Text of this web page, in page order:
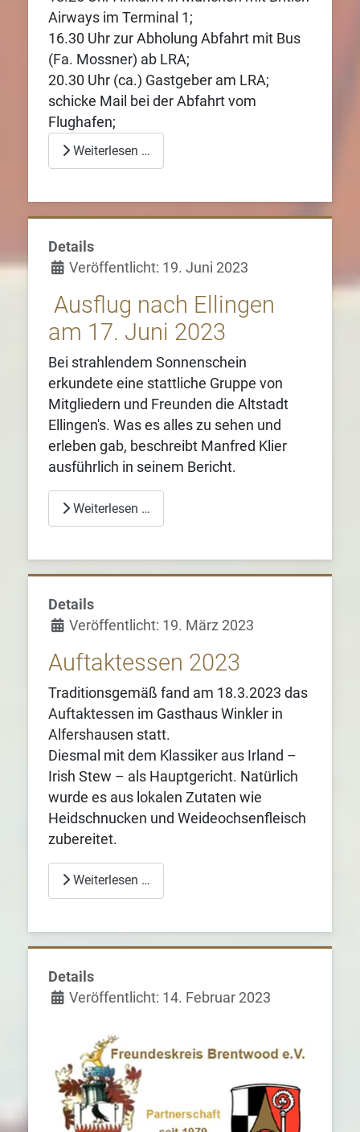
Airways im Terminal 1;
16.30 Uhr zur Abholung Abfahrt mit Bus
(Fa. Mossner) ab LRA;
20.30 Uhr (ca.) Gastgeber am LRA;
schicke Mail bei der Abfahrt vom
Flughafen;
Weiterlesen …
Details
Veröffentlicht: 19. Juni 2023
Ausflug nach Ellingen
am 17. Juni 2023
Bei strahlendem Sonnenschein
erkundete eine stattliche Gruppe von
Mitgliedern und Freunden die Altstadt
Ellingen's. Was es alles zu sehen und
erleben gab, beschreibt Manfred Klier
ausführlich in seinem Bericht.
Weiterlesen …
Details
Veröffentlicht: 19. März 2023
Auftaktessen 2023
Traditionsgemäß fand am 18.3.2023 das
Auftaktessen im Gasthaus Winkler in
Alfershausen statt.
Diesmal mit dem Klassiker aus Irland –
Irish Stew – als Hauptgericht. Natürlich
wurde es aus lokalen Zutaten wie
Heidschnucken und Weideochsenfleisch
zubereitet.
Weiterlesen …
Details
Veröffentlicht: 14. Februar 2023